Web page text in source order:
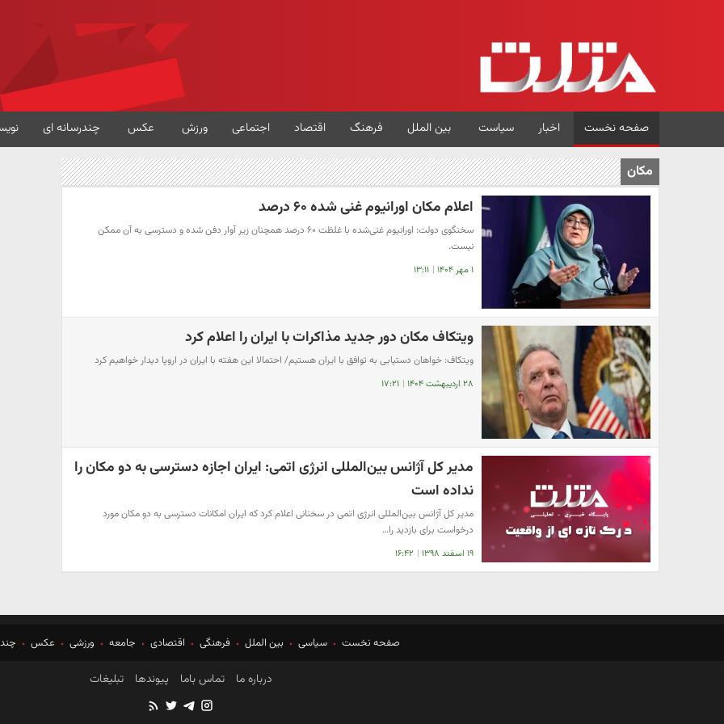
صفحه نخست اخبار سیاست بین الملل فرهنگ اقتصاد اجتماعی ورزش عکس چندرسانه ای
مکان
اعلام مکان اورانیوم غنی شده ۶۰ درصد
سخنگوی دولت: اورانیوم غنی‌شده با غلظت ۶۰ درصد همچنان زیر آوار دفن شده و دسترسی به آن ممکن
نیست.
۱ مهر ۱۴۰۴ | ۱۳:۱۱
ویتکاف مکان دور جدید مذاکرات با ایران را اعلام کرد
ویتکاف: خواهان دستیابی به توافق با ایران هستیم/ احتمالا این هفته با ایران در اروپا دیدار خواهیم کرد
۲۸ اردیبهشت ۱۴۰۴ | ۱۷:۲۱
مدیر کل آژانس بین‌المللی انرژی اتمی: ایران اجازه دسترسی به دو مکان را
نداده است
مدیر کل آژانس بین‌المللی انرژی اتمی در سخنانی اعلام کرد که ایران امکانات دسترسی به دو مکان مورد
درخواست برای بازدید را…
۱۹ اسفند ۱۳۹۸ | ۱۶:۴۲
صفحه نخست سیاسی بین الملل فرهنگی اقتصادی جامعه ورزشی عکس
درباره ما تماس باما پیوندها تبلیغات